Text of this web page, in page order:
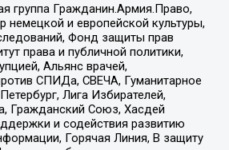
группа Гражданин.Армия.Право,
немецкой и европейской культуры,
Фонд защиты прав
права и публичной политики,
Альянс врачей,
СПИДа, СВЕЧА, Гуманитарное
Лига Избирателей,
Гражданский Союз, Хасдей
и содействия развитию
Горячая Линия, В защиту